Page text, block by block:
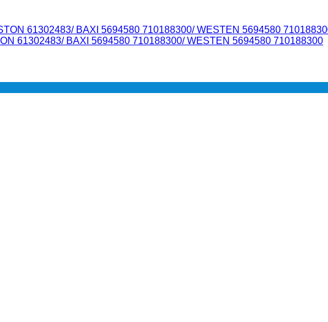
61302483/ BAXI 5694580 710188300/ WESTEN 5694580 710188300